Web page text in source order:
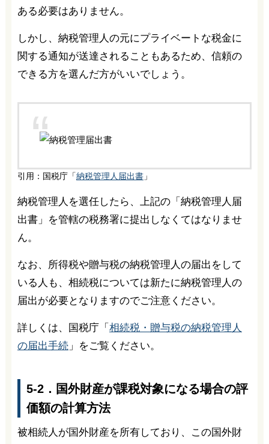
ある必要はありません。
しかし、納税管理人の元にプライベートな税金に
関する通知が送達されることもあるため、信頼の
できる方を選んだ方がいいでしょう。
引用：国税庁「納税管理人届出書」
納税管理人を選任したら、上記の「納税管理人届
出書」を管轄の税務署に提出しなくてはなりませ
ん。
なお、所得税や贈与税の納税管理人の届出をして
いる人も、相続税については新たに納税管理人の
届出が必要となりますのでご注意ください。
詳しくは、国税庁「 相続税・贈与税の納税管理人
の届出手続」をご覧ください。
5-2．国外財産が課税対象になる場合の評
価額の計算方法
被相続人が国外財産を所有しており、この国外財